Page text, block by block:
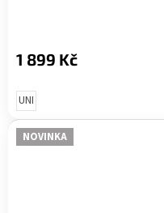
1 899 Kč
UNI
NOVINKA